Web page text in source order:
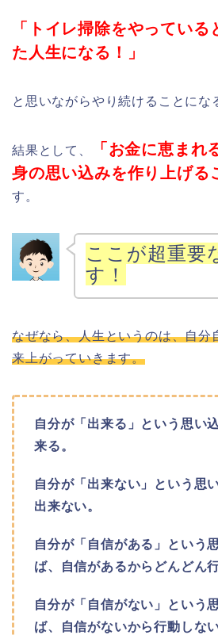
「トイレ掃除をやってい
た人生になる！」
と思いながらやり続けることにな
結果として、
「お金に恵まれ
身の思い込みを作り上げる
す。
ここが超重要
す！
なぜなら、人生というのは、自分
来上がっていきます。
自分が「出来る」という思い
来る。
自分が「出来ない」という思
出来ない。
自分が「自信がある」という
ば、自信があるからどんどん
自分が「自信がない」という
ば、自信がないから行動しない